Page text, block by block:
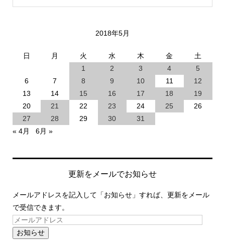
2018年5月
日 月 火 水 木 金
土
1
2 3 4
5
6
7 8 9 10 11
12
13
14 15 16 17 18
19
20
21 22 23 24 25
26
27
28 29 30
31
« 4月
6月 »
更新をメールでお知らせ
メールアドレスを記入して「お知らせ」すれば、更新をメール
で受信できます。
お知らせ